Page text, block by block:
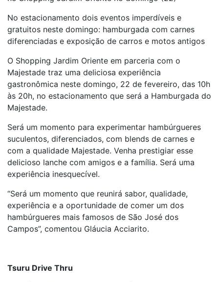
No estacionamento dois eventos imperdíveis e
gratuitos neste domingo: hamburgada com carnes
diferenciadas e exposição de carros e motos antigos
O Shopping Jardim Oriente em parceria com o
Majestade traz uma deliciosa experiência
gastronômica neste domingo, 22 de fevereiro, das 10h
às 20h, no estacionamento que será a Hamburgada do
Majestade.
Será um momento para experimentar hambúrgueres
suculentos, diferenciados, com blends de carnes e
com a qualidade Majestade. Venha prestigiar esse
delicioso lanche com amigos e a família. Será uma
experiência inesquecível.
“Será um momento que reunirá sabor, qualidade,
experiência e a oportunidade de comer um dos
hambúrgueres mais famosos de São José dos
Campos”, comentou Gláucia Acciarito.
Tsuru Drive Thru